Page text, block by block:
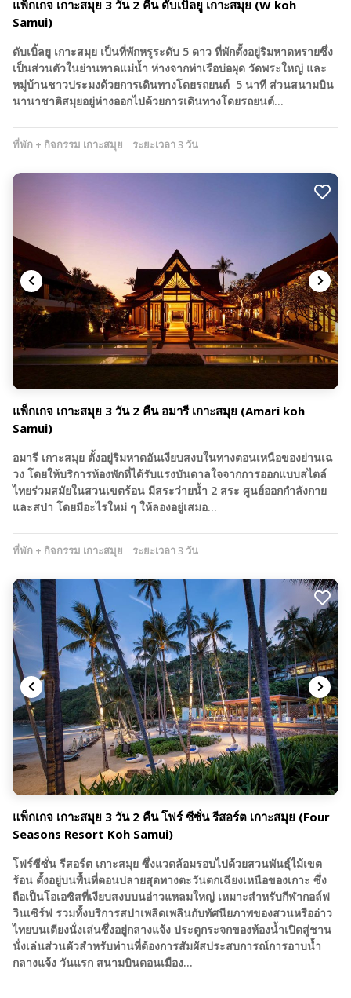
แพ็กเกจ เกาะสมุย 3 วัน 2 คืน ดับเบิ้ลยู เกาะสมุย (W koh
Samui)
ดับเบิ้ลยู เกาะสมุย เป็นที่พักหรูระดับ 5 ดาว ที่พักตั้งอยู่ริมหาดทรายซึ่ง
เป็นส่วนตัวในย่านหาดแม่น้ำ ห่างจากท่าเรือบ่อผุด วัดพระใหญ่ และ
หมู่บ้านชาวประมงด้วยการเดินทางโดยรถยนต์ 5 นาที ส่วนสนามบิน
นานาชาติสมุยอยู่ห่างออกไปด้วยการเดินทางโดยรถยนต์…
ที่พัก + กิจกรรม เกาะสมุย ระยะเวลา 3 วัน
แพ็กเกจ เกาะสมุย 3 วัน 2 คืน อมารี เกาะสมุย (Amari koh
Samui)
อมารี เกาะสมุย ตั้งอยู่ริมหาดอันเงียบสงบในทางตอนเหนือของย่านเฉ
วง โดยให้บริการห้องพักที่ได้รับแรงบันดาลใจจากการออกแบบสไตล์
ไทยร่วมสมัยในสวนเขตร้อน มีสระว่ายน้ำ 2 สระ ศูนย์ออกกำลังกาย
และสปา โดยมีอะไรใหม่ ๆ ให้ลองอยู่เสมอ…
ที่พัก + กิจกรรม เกาะสมุย ระยะเวลา 3 วัน
แพ็กเกจ เกาะสมุย 3 วัน 2 คืน โฟร์ ซีซั่น รีสอร์ต เกาะสมุย (Four
Seasons Resort Koh Samui)
โฟร์ซีซั่น รีสอร์ต เกาะสมุย ซึ่งแวดล้อมรอบไปด้วยสวนพันธุ์ไม้เขต
ร้อน ตั้งอยู่บนพื้นที่ตอนปลายสุดทางตะวันตกเฉียงเหนือของเกาะ ซึ่ง
ถือเป็นโอเอซิสที่เงียบสงบบนอ่าวแหลมใหญ่ เหมาะสำหรับกีฬากอล์ฟ
วินเซิร์ฟ รวมทั้งบริการสปาเพลิดเพลินกับทัศนียภาพของสวนหรืออ่าว
ไทยบนเตียงนั่งเล่นซึ่งอยู่กลางแจ้ง ประตูกระจกของห้องน้ำเปิดสู่ชาน
นั่งเล่นส่วนตัวสำหรับท่านที่ต้องการสัมผัสประสบการณ์การอาบน้ำ
กลางแจ้ง วันแรก สนามบินดอนเมือง…